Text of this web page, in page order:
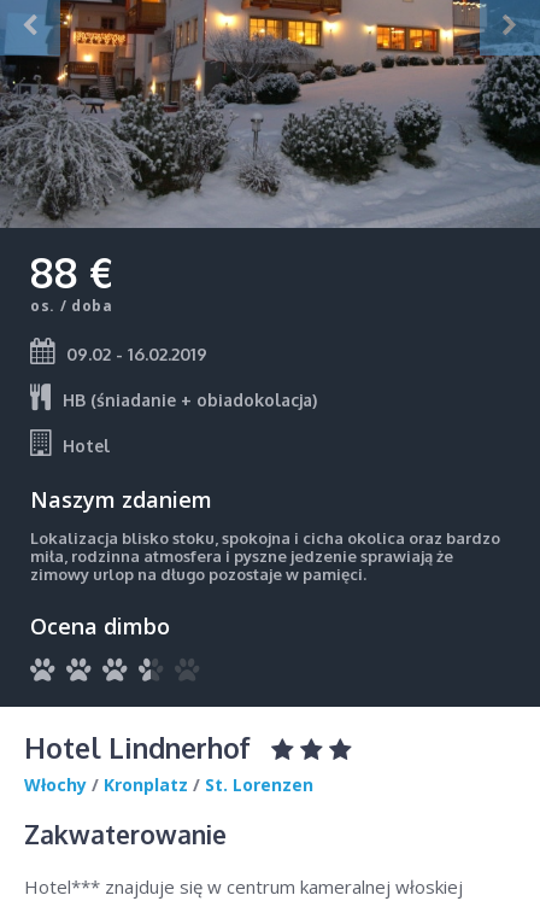
88 €
os. / doba
09.02 - 16.02.2019
HB (śniadanie + obiadokolacja)
Hotel
Naszym zdaniem
Lokalizacja blisko stoku, spokojna i cicha okolica oraz bardzo
miła, rodzinna atmosfera i pyszne jedzenie sprawiają że
zimowy urlop na długo pozostaje w pamięci.
Ocena dimbo
Hotel Lindnerhof
Włochy / Kronplatz / St. Lorenzen
Zakwaterowanie
Hotel*** znajduje się w centrum kameralnej włoskiej